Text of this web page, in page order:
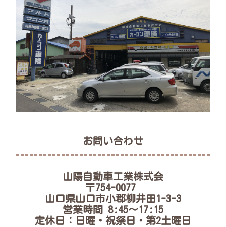
お問い合わせ
山陽自動車工業株式会
〒754-0077
山口県山口市小郡柳井田1-3-3
営業時間 8:45～17:15
定休日：日曜・祝祭日・第2土曜日